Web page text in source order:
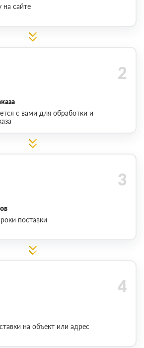
на сайте
с вами для обработки и
поставки
на объект или адрес